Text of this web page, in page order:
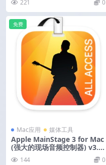
221 0
Mac应用 媒体工具
Apple MainStage 3 for Mac
(强大的现场音频控制器) v3.7
中文版
免费
144 0